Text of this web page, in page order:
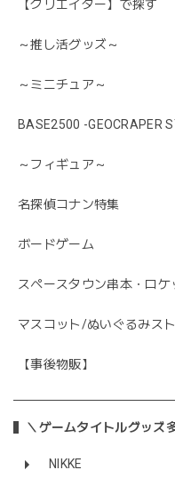
【クリエイター】で探す
～推し活グッズ～
～ミニチュア～
BASE2500 -GEOCRAPER
～フィギュア～
名探偵コナン特集
ボードゲーム
スペースタウン串本・ロ
マスコット/ぬいぐるみス
【事後物販】
＼ゲームタイトルグッズ
NIKKE